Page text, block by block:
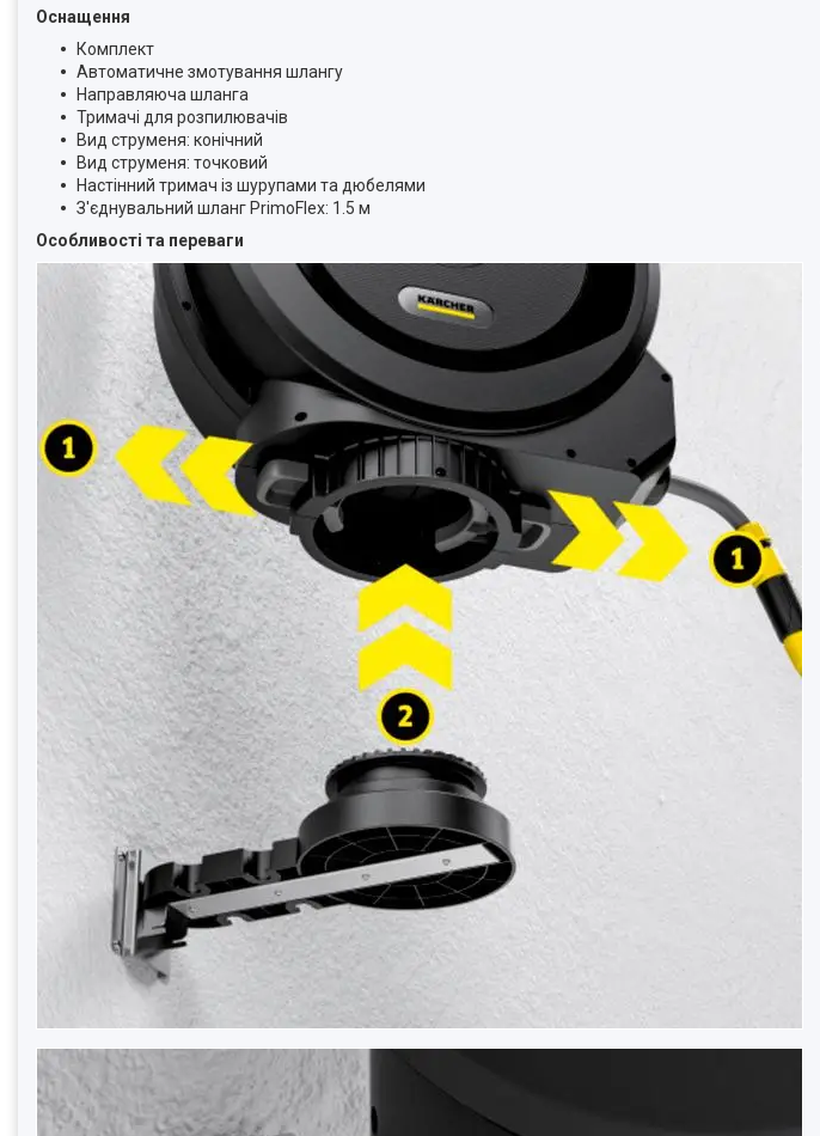
Оснащення
Комплект
Автоматичне змотування шлангу
Направляюча шланга
Тримачі для розпилювачів
Вид струменя: конічний
Вид струменя: точковий
Настінний тримач із шурупами та дюбелями
З'єднувальний шланг PrimoFlex: 1.5 м
Особливості та переваги